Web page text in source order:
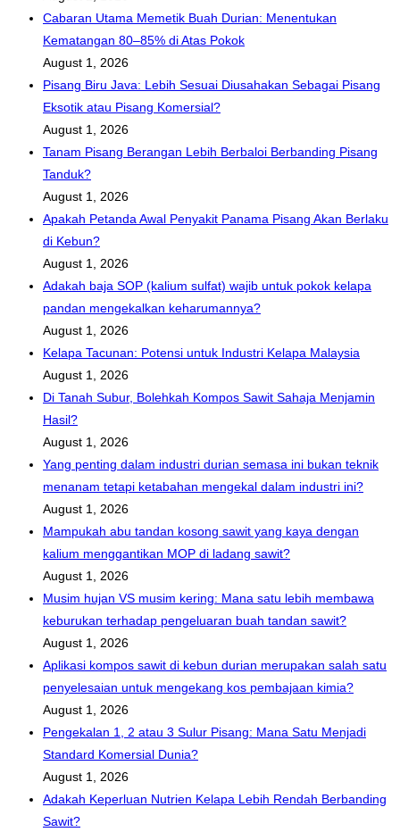
Cabaran Utama Memetik Buah Durian: Menentukan
Kematangan 80–85% di Atas Pokok
August 1, 2026
Pisang Biru Java: Lebih Sesuai Diusahakan Sebagai Pisang
Eksotik atau Pisang Komersial?
August 1, 2026
Tanam Pisang Berangan Lebih Berbaloi Berbanding Pisang
Tanduk?
August 1, 2026
Apakah Petanda Awal Penyakit Panama Pisang Akan Berlaku
di Kebun?
August 1, 2026
Adakah baja SOP (kalium sulfat) wajib untuk pokok kelapa
pandan mengekalkan keharumannya?
August 1, 2026
Kelapa Tacunan: Potensi untuk Industri Kelapa Malaysia
August 1, 2026
Di Tanah Subur, Bolehkah Kompos Sawit Sahaja Menjamin
Hasil?
August 1, 2026
Yang penting dalam industri durian semasa ini bukan teknik
menanam tetapi ketabahan mengekal dalam industri ini?
August 1, 2026
Mampukah abu tandan kosong sawit yang kaya dengan
kalium menggantikan MOP di ladang sawit?
August 1, 2026
Musim hujan VS musim kering: Mana satu lebih membawa
keburukan terhadap pengeluaran buah tandan sawit?
August 1, 2026
Aplikasi kompos sawit di kebun durian merupakan salah satu
penyelesaian untuk mengekang kos pembajaan kimia?
August 1, 2026
Pengekalan 1, 2 atau 3 Sulur Pisang: Mana Satu Menjadi
Standard Komersial Dunia?
August 1, 2026
Adakah Keperluan Nutrien Kelapa Lebih Rendah Berbanding
Sawit?